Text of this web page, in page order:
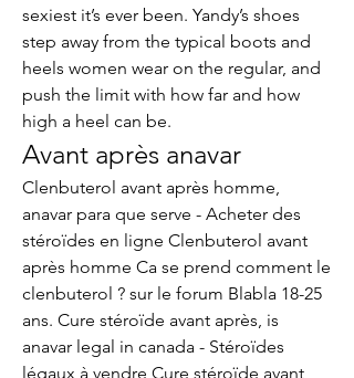
sexiest it’s ever been. Yandy’s shoes
step away from the typical boots and
heels women wear on the regular, and
push the limit with how far and how
high a heel can be.
Avant après anavar
Clenbuterol avant après homme,
anavar para que serve - Acheter des
stéroïdes en ligne Clenbuterol avant
après homme Ca se prend comment le
clenbuterol ? sur le forum Blabla 18-25
ans. Cure stéroïde avant après, is
anavar legal in canada - Stéroïdes
légaux à vendre Cure stéroïde avant